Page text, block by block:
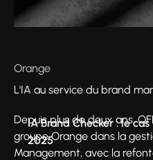
IA Brand Checker : le
2025
Orange
L'IA au service du brand
Depuis plus de deux ans,
groupe Orange dans la
Management, avec la